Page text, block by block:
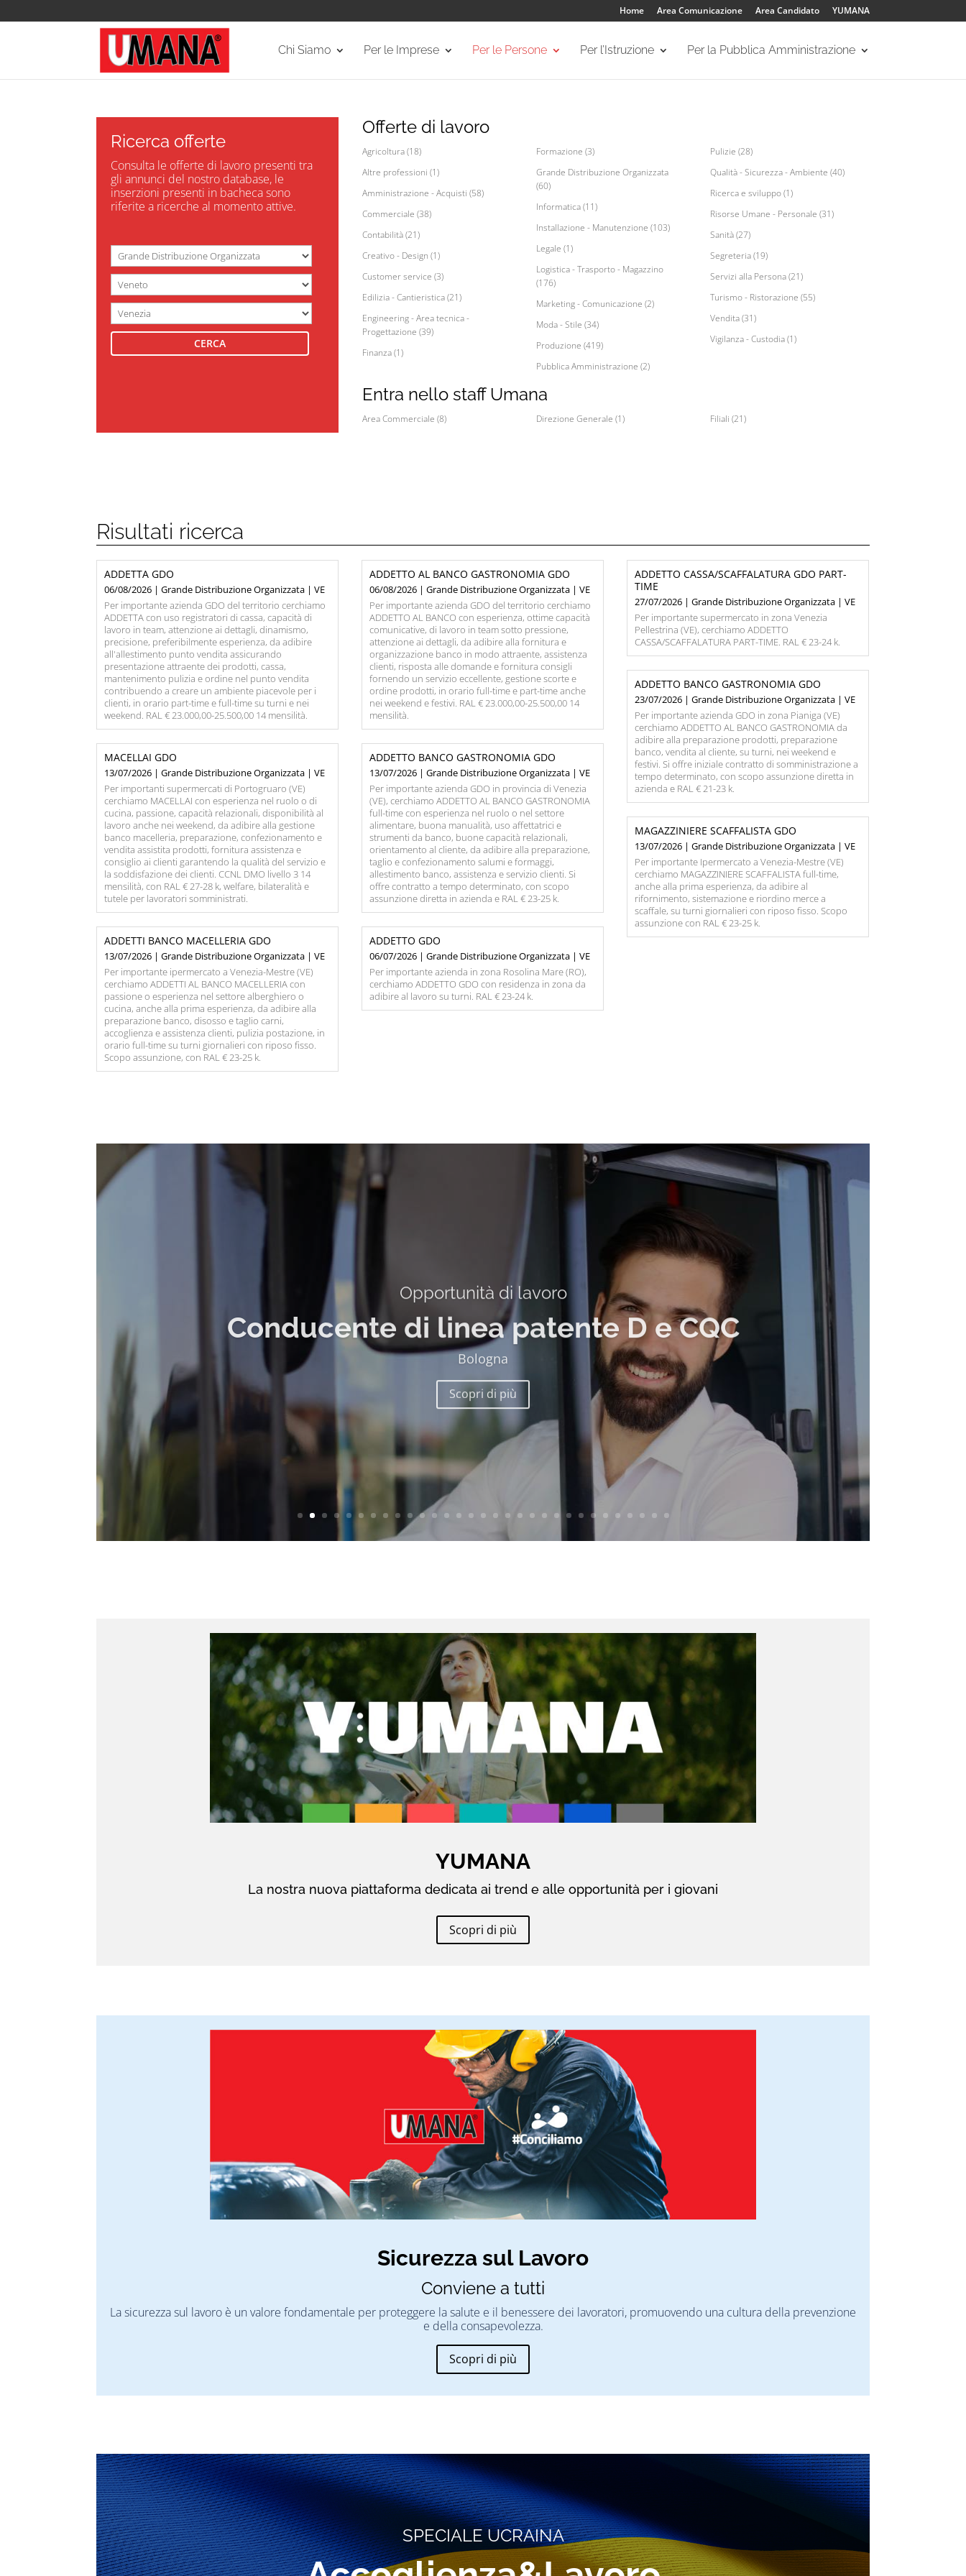
Home Area Comunicazione Area Candidato YUMANA
Chi Siamo Per le Imprese Per le Persone Per l’Istruzione Per la Pubblica Amministrazione
Ricerca offerte
Consulta le offerte di lavoro presenti tra
gli annunci del nostro database, le
inserzioni presenti in bacheca sono
riferite a ricerche al momento attive.
Offerte di lavoro
Agricoltura (18)
Altre professioni (1)
Amministrazione - Acquisti (58)
Commerciale (38)
Contabilità (21)
Creativo - Design (1)
Customer service (3)
Edilizia - Cantieristica (21)
Engineering - Area tecnica -
Progettazione (39)
Finanza (1)
Formazione (3)
Grande Distribuzione Organizzata
(60)
Informatica (11)
Installazione - Manutenzione (103)
Legale (1)
Logistica - Trasporto - Magazzino
(176)
Marketing - Comunicazione (2)
Moda - Stile (34)
Produzione (419)
Pubblica Amministrazione (2)
Pulizie (28)
Qualità - Sicurezza - Ambiente (40)
Ricerca e sviluppo (1)
Risorse Umane - Personale (31)
Sanità (27)
Segreteria (19)
Servizi alla Persona (21)
Turismo - Ristorazione (55)
Vendita (31)
Vigilanza - Custodia (1)
Entra nello staff Umana
Area Commerciale (8) Direzione Generale (1) Filiali (21)
Risultati ricerca
ADDETTA GDO
06/08/2026 | Grande Distribuzione Organizzata | VE
Per importante azienda GDO del territorio cerchiamo
ADDETTA con uso registratori di cassa, capacità di
lavoro in team, attenzione ai dettagli, dinamismo,
precisione, preferibilmente esperienza, da adibire
all'allestimento punto vendita assicurando
presentazione attraente dei prodotti, cassa,
mantenimento pulizia e ordine nel punto vendita
contribuendo a creare un ambiente piacevole per i
clienti, in orario part-time e full-time su turni e nei
weekend. RAL € 23.000,00-25.500,00 14 mensilità.
ADDETTO AL BANCO GASTRONOMIA GDO
06/08/2026 | Grande Distribuzione Organizzata | VE
Per importante azienda GDO del territorio cerchiamo
ADDETTO AL BANCO con esperienza, ottime capacità
comunicative, di lavoro in team sotto pressione,
attenzione ai dettagli, da adibire alla fornitura e
organizzazione banco in modo attraente, assistenza
clienti, risposta alle domande e fornitura consigli
fornendo un servizio eccellente, gestione scorte e
ordine prodotti, in orario full-time e part-time anche
nei weekend e festivi. RAL € 23.000,00-25.500,00 14
mensilità.
ADDETTO CASSA/SCAFFALATURA GDO PART-
TIME
27/07/2026 | Grande Distribuzione Organizzata | VE
Per importante supermercato in zona Venezia
Pellestrina (VE), cerchiamo ADDETTO
CASSA/SCAFFALATURA PART-TIME. RAL € 23-24 k.
ADDETTO BANCO GASTRONOMIA GDO
23/07/2026 | Grande Distribuzione Organizzata | VE
Per importante azienda GDO in zona Pianiga (VE)
cerchiamo ADDETTO AL BANCO GASTRONOMIA da
adibire alla preparazione prodotti, preparazione
banco, vendita al cliente, su turni, nei weekend e
festivi. Si offre iniziale contratto di somministrazione a
tempo determinato, con scopo assunzione diretta in
azienda e RAL € 21-23 k.
MACELLAI GDO
13/07/2026 | Grande Distribuzione Organizzata | VE
Per importanti supermercati di Portogruaro (VE)
cerchiamo MACELLAI con esperienza nel ruolo o di
cucina, passione, capacità relazionali, disponibilità al
lavoro anche nei weekend, da adibire alla gestione
banco macelleria, preparazione, confezionamento e
vendita assistita prodotti, fornitura assistenza e
consiglio ai clienti garantendo la qualità del servizio e
la soddisfazione dei clienti. CCNL DMO livello 3 14
mensilità, con RAL € 27-28 k, welfare, bilateralità e
tutele per lavoratori somministrati.
ADDETTO BANCO GASTRONOMIA GDO
13/07/2026 | Grande Distribuzione Organizzata | VE
Per importante azienda GDO in provincia di Venezia
(VE), cerchiamo ADDETTO AL BANCO GASTRONOMIA
full-time con esperienza nel ruolo o nel settore
alimentare, buona manualità, uso affettatrici e
strumenti da banco, buone capacità relazionali,
orientamento al cliente, da adibire alla preparazione,
taglio e confezionamento salumi e formaggi,
allestimento banco, assistenza e servizio clienti. Si
offre contratto a tempo determinato, con scopo
assunzione diretta in azienda e RAL € 23-25 k.
MAGAZZINIERE SCAFFALISTA GDO
13/07/2026 | Grande Distribuzione Organizzata | VE
Per importante Ipermercato a Venezia-Mestre (VE)
cerchiamo MAGAZZINIERE SCAFFALISTA full-time,
anche alla prima esperienza, da adibire al
rifornimento, sistemazione e riordino merce a
scaffale, su turni giornalieri con riposo fisso. Scopo
assunzione con RAL € 23-25 k.
ADDETTI BANCO MACELLERIA GDO
13/07/2026 | Grande Distribuzione Organizzata | VE
Per importante ipermercato a Venezia-Mestre (VE)
cerchiamo ADDETTI AL BANCO MACELLERIA con
passione o esperienza nel settore alberghiero o
cucina, anche alla prima esperienza, da adibire alla
preparazione banco, disosso e taglio carni,
accoglienza e assistenza clienti, pulizia postazione, in
orario full-time su turni giornalieri con riposo fisso.
Scopo assunzione, con RAL € 23-25 k.
ADDETTO GDO
06/07/2026 | Grande Distribuzione Organizzata | VE
Per importante azienda in zona Rosolina Mare (RO),
cerchiamo ADDETTO GDO con residenza in zona da
adibire al lavoro su turni. RAL € 23-24 k.
Opportunità di lavoro
Conducente di linea patente D e CQC
Bologna
Scopri di più
YUMANA
La nostra nuova piattaforma dedicata ai trend e alle opportunità per i giovani
Scopri di più
Sicurezza sul Lavoro
Conviene a tutti
La sicurezza sul lavoro è un valore fondamentale per proteggere la salute e il benessere dei lavoratori, promuovendo una cultura della prevenzione
e della consapevolezza.
Scopri di più
SPECIALE UCRAINA